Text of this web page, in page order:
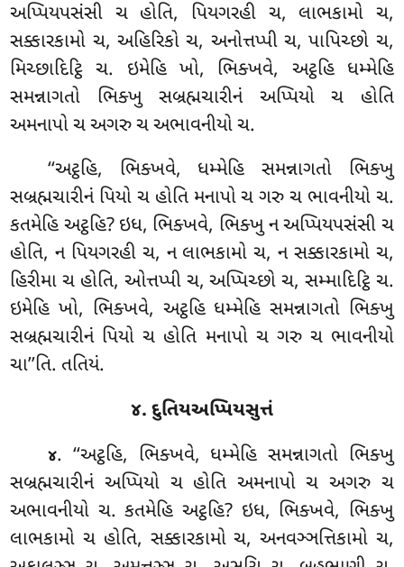
અપ્પિયપસંસી ચ હોતિ, પિયગરહી ચ, લાભકામો ચ,
સક્કારકામો ચ, અહિરિકો ચ, અનોત્તપ્પી ચ, પાપિચ્છો ચ,
મિચ્છાદિટ્ઠિ ચ. ઇમેહિ ખો, ભિક્ખવે, અટ્ઠહિ ધમ્મેહિ
સમન્નાગતો ભિક્ખુ સબ્રહ્મચારીનં અપ્પિયો ચ હોતિ
અમનાપો ચ અગરુ ચ અભાવનીયો ચ.
‘‘અટ્ઠહિ, ભિક્ખવે, ધમ્મેહિ સમન્નાગતો ભિક્ખુ
સબ્રહ્મચારીનં પિયો ચ હોતિ મનાપો ચ ગરુ ચ ભાવનીયો ચ.
કતમેહિ અટ્ઠહિ? ઇધ, ભિક્ખવે, ભિક્ખુ ન અપ્પિયપસંસી ચ
હોતિ, ન પિયગરહી ચ, ન લાભકામો ચ, ન સક્કારકામો ચ,
હિરીમા ચ હોતિ, ઓત્તપ્પી ચ, અપ્પિચ્છો ચ, સમ્માદિટ્ઠિ ચ.
ઇમેહિ ખો, ભિક્ખવે, અટ્ઠહિ ધમ્મેહિ સમન્નાગતો ભિક્ખુ
સબ્રહ્મચારીનં પિયો ચ હોતિ મનાપો ચ ગરુ ચ ભાવનીયો
ચા’’તિ. તતિયં.
૪. દુતિયઅપ્પિયસુત્તં
૪. ‘‘અટ્ઠહિ, ભિક્ખવે, ધમ્મેહિ સમન્નાગતો ભિક્ખુ
સબ્રહ્મચારીનં અપ્પિયો ચ હોતિ અમનાપો ચ અગરુ ચ
અભાવનીયો ચ. કતમેહિ અટ્ઠહિ? ઇધ, ભિક્ખવે, ભિક્ખુ
લાભકામો ચ હોતિ, સક્કારકામો ચ, અનવઞ્ઞત્તિકામો ચ,